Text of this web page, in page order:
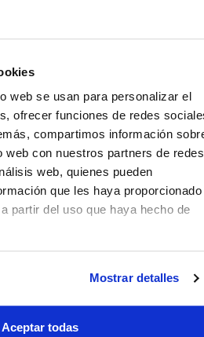
web se usan para personalizar el
ofrecer funciones de redes
compartimos información
web con nuestros partners de redes
web, quienes pueden
que les haya proporcionado
partir del uso que haya hecho de
Mostrar detalles
Aceptar todas
con nuevas recetas!
sal
no será publicada.
están marcados con*